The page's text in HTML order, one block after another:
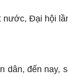
Đại hội
dân, đến nay,